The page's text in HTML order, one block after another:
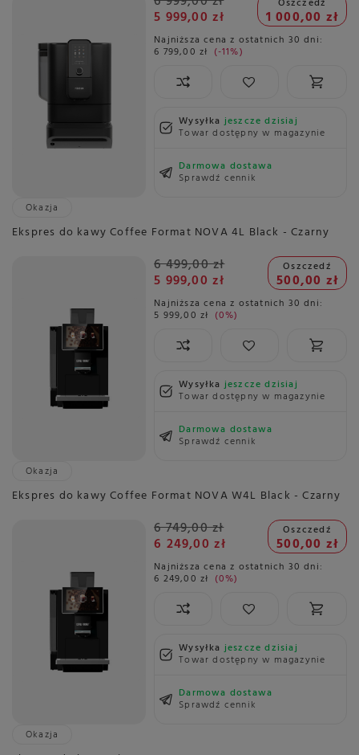
5 999,00 zł 1 000,00 zł
Najniższa cena z ostatnich 30 dni:
6 799,00 zł -11%
Wysyłkajeszcze dzisiaj
Towar dostępny w magazynie
Darmowa dostawa
Sprawdź cennik
Okazja
Ekspres do kawy Coffee Format NOVA 4L Black - Czarny
6 499,00 zł
5 999,00 zł
Oszczedź
500,00 zł
Najniższa cena z ostatnich 30 dni:
5 999,00 zł 0%
Wysyłkajeszcze dzisiaj
Towar dostępny w magazynie
Darmowa dostawa
Sprawdź cennik
Okazja
Ekspres do kawy Coffee Format NOVA W4L Black - Czarny
6 749,00 zł
6 249,00 zł
Oszczedź
500,00 zł
Najniższa cena z ostatnich 30 dni:
6 249,00 zł 0%
Wysyłkajeszcze dzisiaj
Towar dostępny w magazynie
Darmowa dostawa
Sprawdź cennik
Okazja